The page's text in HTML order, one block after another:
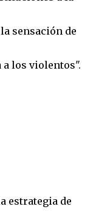
sensación de
los violentos".
estrategia de